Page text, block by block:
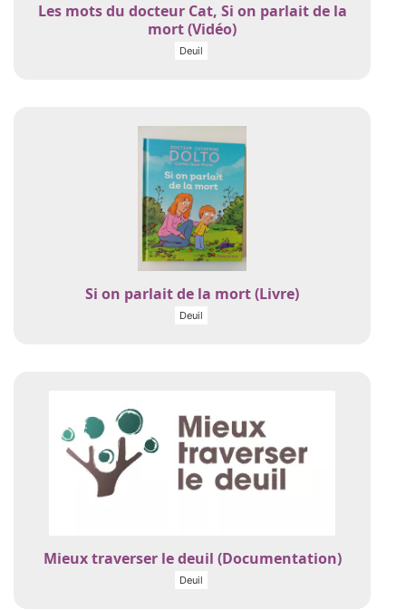
Les mots du docteur Cat, Si on parlait de la
mort (Vidéo)
Deuil
Si on parlait de la mort (Livre)
Deuil
Mieux traverser le deuil (Documentation)
Deuil